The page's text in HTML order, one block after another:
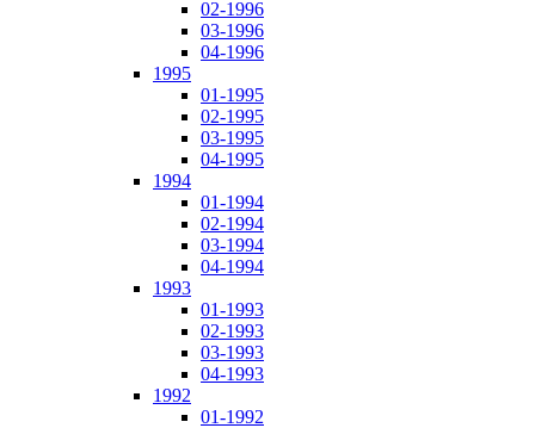
02-1996
03-1996
04-1996
1995
01-1995
02-1995
03-1995
04-1995
1994
01-1994
02-1994
03-1994
04-1994
1993
01-1993
02-1993
03-1993
04-1993
1992
01-1992